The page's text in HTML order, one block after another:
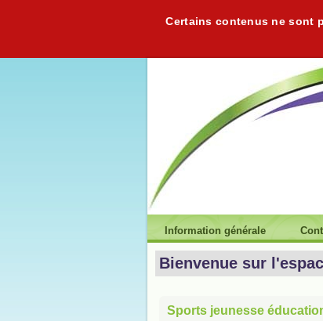
Certains contenus ne sont
Information générale
Bienvenue sur
Sports jeunesse